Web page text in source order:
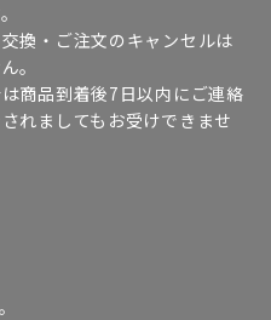
換・ご注文のキャンセルは
。
商品到着後7日以内にご連絡
れましてもお受けできませ